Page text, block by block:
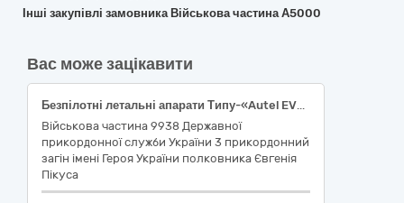
Інші закупівлі замовника Військова частина А5000
Вас може зацікавити
Безпілотні летальні апарати Типу-«Autel EVO MAX 4N»
Військова частина 9938 Державної
прикордонної служби України 3 прикордонний
загін імені Героя України полковника Євгенія
Пікуса